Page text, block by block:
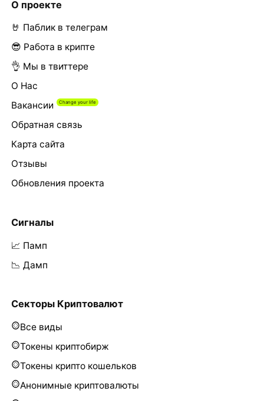
О проекте
🤘 Паблик в телеграм
😎 Работа в крипте
👌 Мы в твиттере
О Нас
Вакансии
Обратная связь
Карта сайта
Отзывы
Обновления проекта
Сигналы
📈 Памп
📉 Дамп
Секторы Криптовалют
Все виды
Токены криптобирж
Токены крипто кошельков
Анонимные криптовалюты